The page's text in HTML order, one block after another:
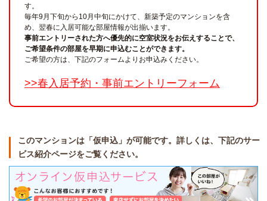
す。
毎年9月下旬から10月中旬にかけて、新築予定のマンションを含
め、翌春に入居可能な部屋情報が出揃います。
事前エントリーされた方へ優先的に空室状況をお伝えすることで、
ご希望条件の部屋を早期に申込むことができます。
ご希望の方は、下記のフォームよりお申込みください。
>>春入居予約・事前エントリーフォーム
このマンションは「仮申込」が可能です。詳しくは、下記のサー
ビス紹介ページをご覧ください。